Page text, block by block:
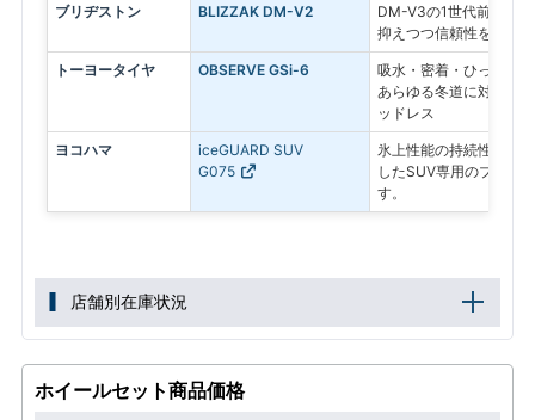
ブリヂストン BLIZZAK DM-V2
DM-V3の1世代前のモ
抑えつつ信頼性を求め
トーヨータイヤ OBSERVE GSi-6
吸水・密着・ひっかき
あらゆる冬道に対応す
ッドレス
ヨコハマ
iceGUARD SUV
G075
氷上性能の持続性と、
したSUV専用のプレミ
す。
店舗別在庫状況
ホイールセット商品価格